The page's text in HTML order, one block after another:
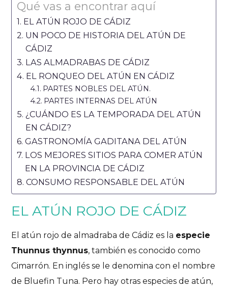
Qué vas a encontrar aquí
EL ATÚN ROJO DE CÁDIZ
UN POCO DE HISTORIA DEL ATÚN DE
CÁDIZ
LAS ALMADRABAS DE CÁDIZ
EL RONQUEO DEL ATÚN EN CÁDIZ
PARTES NOBLES DEL ATÚN.
PARTES INTERNAS DEL ATÚN
¿CUÁNDO ES LA TEMPORADA DEL ATÚN
EN CÁDIZ?
GASTRONOMÍA GADITANA DEL ATÚN
LOS MEJORES SITIOS PARA COMER ATÚN
EN LA PROVINCIA DE CÁDIZ
CONSUMO RESPONSABLE DEL ATÚN
EL ATÚN ROJO DE CÁDIZ
El atún rojo de almadraba de Cádiz es la especie
Thunnus thynnus, también es conocido como
Cimarrón. En inglés se le denomina con el nombre
de Bluefin Tuna. Pero hay otras especies de atún,